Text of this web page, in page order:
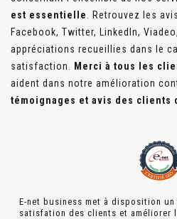
est essentielle
. Retrouvez les
Facebook, Twitter, LinkedIn,
appréciations recueillies dans le
satisfaction.
Merci à tous les
aident dans notre amélioration
témoignages et avis des clients
E-net business met à disposition
satisfation des clients et améliorer